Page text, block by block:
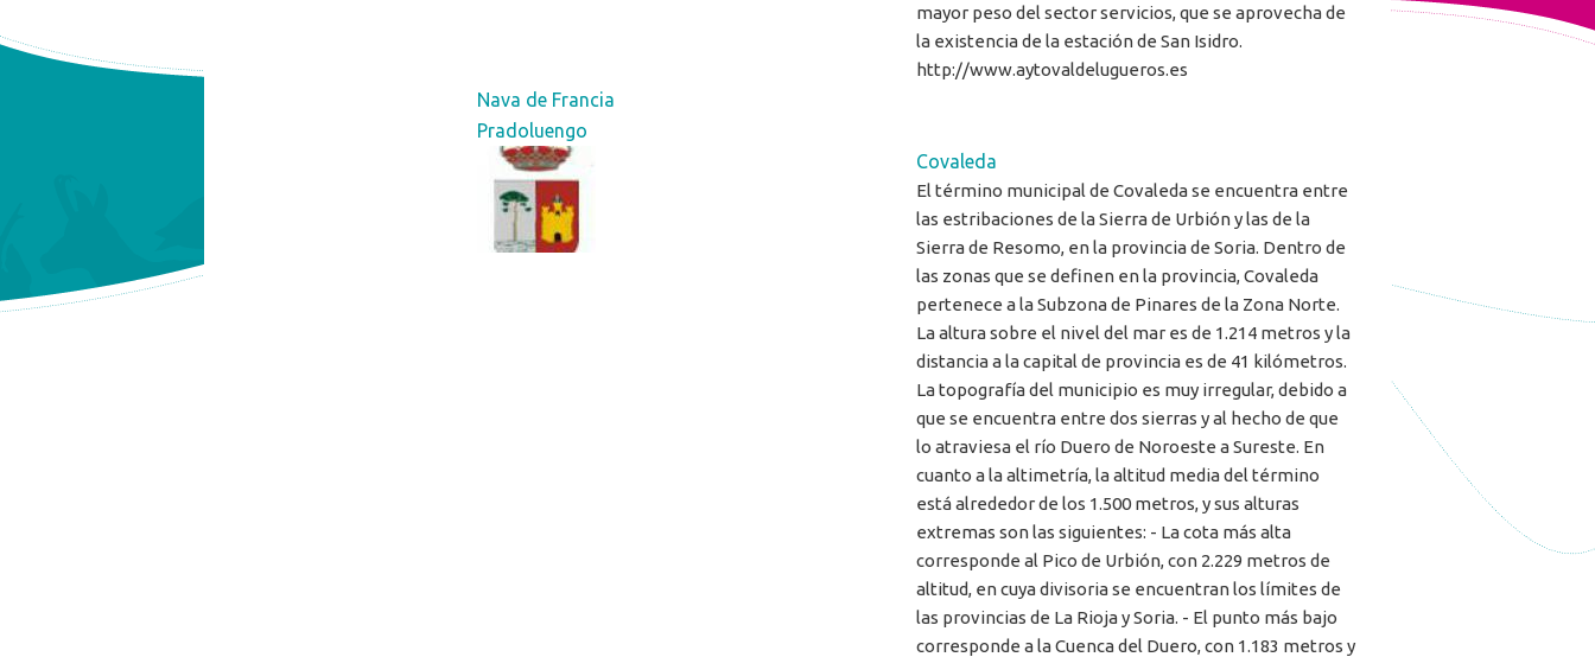
mayor peso del sector servicios, que se aprovecha de
la existencia de la estación de San Isidro.
http://www.aytovaldelugueros.es
Nava de Francia
Pradoluengo
Covaleda
El término municipal de Covaleda se encuentra entre
las estribaciones de la Sierra de Urbión y las de la
Sierra de Resomo, en la provincia de Soria. Dentro de
las zonas que se definen en la provincia, Covaleda
pertenece a la Subzona de Pinares de la Zona Norte.
La altura sobre el nivel del mar es de 1.214 metros y la
distancia a la capital de provincia es de 41 kilómetros.
La topografía del municipio es muy irregular, debido a
que se encuentra entre dos sierras y al hecho de que
lo atraviesa el río Duero de Noroeste a Sureste. En
cuanto a la altimetría, la altitud media del término
está alrededor de los 1.500 metros, y sus alturas
extremas son las siguientes: - La cota más alta
corresponde al Pico de Urbión, con 2.229 metros de
altitud, en cuya divisoria se encuentran los límites de
las provincias de La Rioja y Soria. - El punto más bajo
corresponde a la Cuenca del Duero, con 1.183 metros y